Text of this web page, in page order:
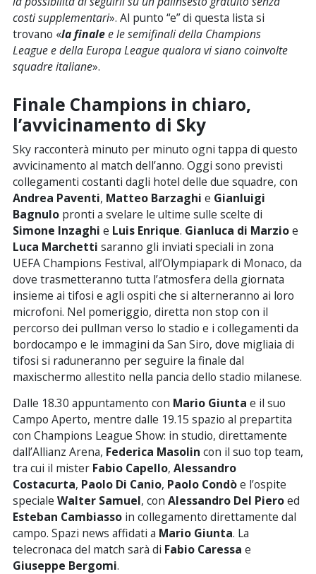
costi supplementari». Al punto “e” di questa lista si
trovano «la finalee le semifinali della Champions
League e della Europa League qualora vi siano coinvolte
squadre italiane».
Finale Champions in chiaro,
l’avvicinamento di Sky
Sky racconterà minuto per minuto ogni tappa di questo
avvicinamento al match dell’anno. Oggi sono previsti
collegamenti costanti dagli hotel delle due squadre, con
Andrea Paventi, Matteo Barzaghi e Gianluigi
Bagnulo pronti a svelare le ultime sulle scelte di
Simone Inzaghi e Luis Enrique. Gianluca di Marzioe
Luca Marchetti saranno gli inviati speciali in zona
UEFA Champions Festival, all’Olympiapark di Monaco, da
dove trasmetteranno tutta l’atmosfera della giornata
insieme ai tifosi e agli ospiti che si alterneranno ai loro
microfoni. Nel pomeriggio, diretta non stop con il
percorso dei pullman verso lo stadio e i collegamenti da
bordocampo e le immagini da San Siro, dove migliaia di
tifosi si raduneranno per seguire la finale dal
maxischermo allestito nella pancia dello stadio milanese.
Dalle 18.30 appuntamento con Mario Giunta e il suo
Campo Aperto, mentre dalle 19.15 spazio al prepartita
con Champions League Show: in studio, direttamente
dall’Allianz Arena, Federica Masolin con il suo top team,
tra cui il mister Fabio Capello, Alessandro
Costacurta, Paolo Di Canio, Paolo Condòe l’ospite
speciale Walter Samuel, con Alessandro Del Pieroed
Esteban Cambiasso in collegamento direttamente dal
campo. Spazi news affidati a Mario Giunta. La
telecronaca del match sarà di Fabio Caressa e
Giuseppe Bergomi.